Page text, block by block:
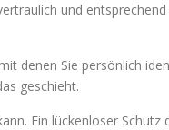
und
denen Sie persönlich
geschieht.
Ein lückenloser